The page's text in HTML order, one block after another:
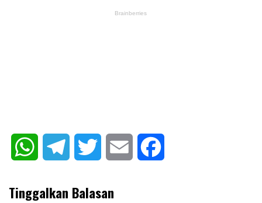
WhatsAppTelegram Twitter Email
Tinggalkan Balasan